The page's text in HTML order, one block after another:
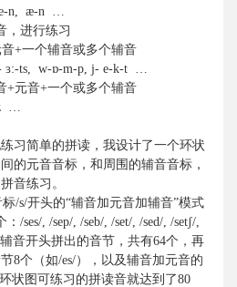
n, æ-n …
，进行练习
音+一个辅音或多个辅音
ɜ:-ts, w-ɒ-m-p, j- e-k-t …
+元音+一个或多个辅音
…
习简单的拼读，我设计了一个环状
的元音音标，和周围的辅音音标，
音练习。
/s/开头的“辅音加元音加辅音”模式
： /ses/, /sep/, /seb/, /set/, /sed/, /setʃ/,
音开头拼出的音节，共有64个，再
8个（如/es/），以及辅音加元音的
状图可练习的拼读音就达到了80